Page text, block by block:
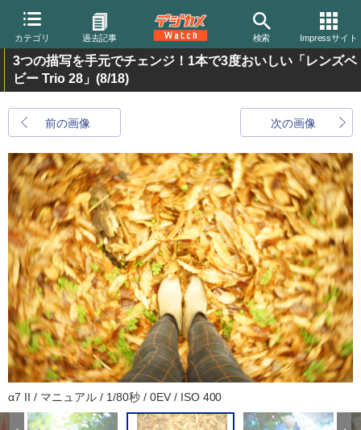
カテゴリ 過去記事 検索 Impressサイト
3つの描写を手元でチェンジ！1本で3度おいしい「レンズベ
ビー Trio 28」 (8/18)
前の画像 次の画像
α7 II / マニュアル / 1/80秒 / 0EV / ISO 400